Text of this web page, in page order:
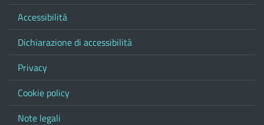
Accessibilità
Dichiarazione di accessibilità
Privacy
Cookie policy
Note legali